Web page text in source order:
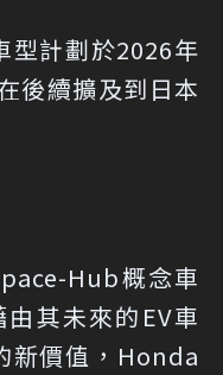
計劃於2026年
後續擴及到日本
Hub概念車
其未來的EV車
價值，Honda